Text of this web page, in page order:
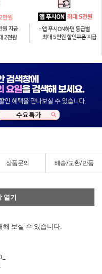
상품문의 배송/교환/반품
열기
보실 수 있습니다.